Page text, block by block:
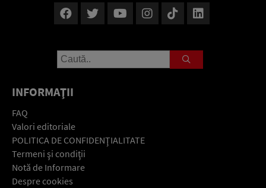
INFORMAŢII
FAQ
Valori editoriale
POLITICA DE CONFIDENŢIALITATE
Termeni şi condiţii
Notă de Informare
Despre cookies